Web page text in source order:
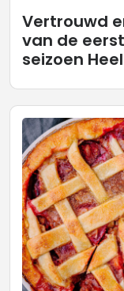
Vertrouwd
van de
seizoen